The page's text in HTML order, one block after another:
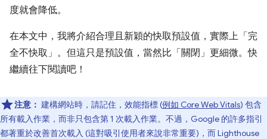
度就會降低。
在本文中，我將介紹合理且新穎的快取預設值，實際上「完
全不快取」 。但這只是預設值，當然比「關閉」更細微。快
繼續往下閱讀吧！
注意： 建構網站時，請記住，效能指標 (例如 Core Web Vitals) 包含
所有載入作業，而非只包含第 1 次載入作業。不過，Google 的許多指引
都著重於改善首次載入 (這對吸引使用者來說非常重要)，而 Lighthouse